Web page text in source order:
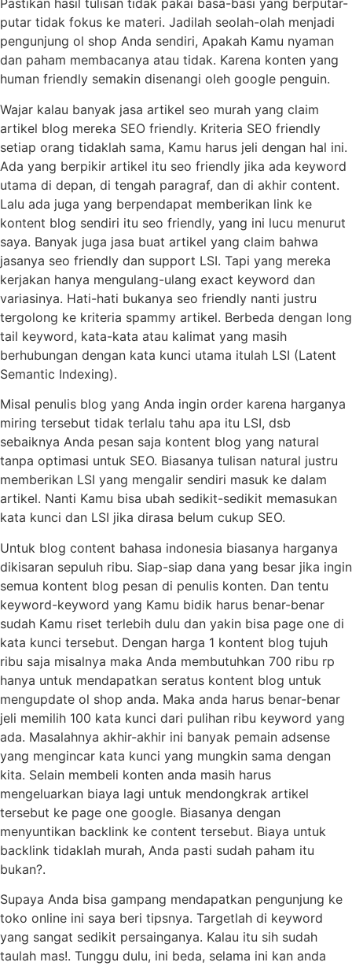
Pastikan hasil tulisan tidak pakai basa-basi yang berputar-
putar tidak fokus ke materi. Jadilah seolah-olah menjadi
pengunjung ol shop Anda sendiri, Apakah Kamu nyaman
dan paham membacanya atau tidak. Karena konten yang
human friendly semakin disenangi oleh google penguin.
Wajar kalau banyak jasa artikel seo murah yang claim
artikel blog mereka SEO friendly. Kriteria SEO friendly
setiap orang tidaklah sama, Kamu harus jeli dengan hal ini.
Ada yang berpikir artikel itu seo friendly jika ada keyword
utama di depan, di tengah paragraf, dan di akhir content.
Lalu ada juga yang berpendapat memberikan link ke
kontent blog sendiri itu seo friendly, yang ini lucu menurut
saya. Banyak juga jasa buat artikel yang claim bahwa
jasanya seo friendly dan support LSI. Tapi yang mereka
kerjakan hanya mengulang-ulang exact keyword dan
variasinya. Hati-hati bukanya seo friendly nanti justru
tergolong ke kriteria spammy artikel. Berbeda dengan long
tail keyword, kata-kata atau kalimat yang masih
berhubungan dengan kata kunci utama itulah LSI (Latent
Semantic Indexing).
Misal penulis blog yang Anda ingin order karena harganya
miring tersebut tidak terlalu tahu apa itu LSI, dsb
sebaiknya Anda pesan saja kontent blog yang natural
tanpa optimasi untuk SEO. Biasanya tulisan natural justru
memberikan LSI yang mengalir sendiri masuk ke dalam
artikel. Nanti Kamu bisa ubah sedikit-sedikit memasukan
kata kunci dan LSI jika dirasa belum cukup SEO.
Untuk blog content bahasa indonesia biasanya harganya
dikisaran sepuluh ribu. Siap-siap dana yang besar jika ingin
semua kontent blog pesan di penulis konten. Dan tentu
keyword-keyword yang Kamu bidik harus benar-benar
sudah Kamu riset terlebih dulu dan yakin bisa page one di
kata kunci tersebut. Dengan harga 1 kontent blog tujuh
ribu saja misalnya maka Anda membutuhkan 700 ribu rp
hanya untuk mendapatkan seratus kontent blog untuk
mengupdate ol shop anda. Maka anda harus benar-benar
jeli memilih 100 kata kunci dari pulihan ribu keyword yang
ada. Masalahnya akhir-akhir ini banyak pemain adsense
yang mengincar kata kunci yang mungkin sama dengan
kita. Selain membeli konten anda masih harus
mengeluarkan biaya lagi untuk mendongkrak artikel
tersebut ke page one google. Biasanya dengan
menyuntikan backlink ke content tersebut. Biaya untuk
backlink tidaklah murah, Anda pasti sudah paham itu
bukan?.
Supaya Anda bisa gampang mendapatkan pengunjung ke
toko online ini saya beri tipsnya. Targetlah di keyword
yang sangat sedikit persainganya. Kalau itu sih sudah
taulah mas!. Tunggu dulu, ini beda, selama ini kan anda